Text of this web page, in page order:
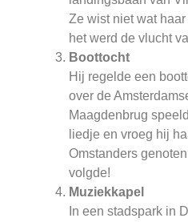
Ze wist niet wat
het werd de vlucht
Boottocht
Hij regelde een
over de
Maagdenbrug
liedje en vroeg hij
Omstanders
volgde!
Muziekkapel
In een stadspark in